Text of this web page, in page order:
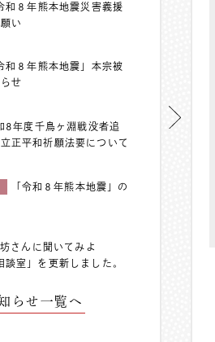
和８年熊本地震災害義援
い
和８年熊本地震」本宗被
せ
8年度千鳥ヶ淵戦没者追
正平和祈願法要について
「令和８年熊本地震」の
さんに聞いてみよ
談室」を更新しました。
らせ一覧へ